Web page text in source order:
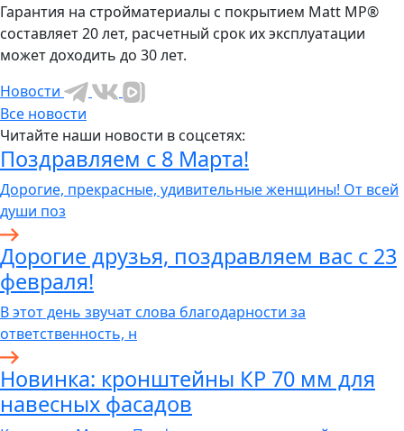
Гарантия на стройматериалы с покрытием Matt MP®
составляет 20 лет, расчетный срок их эксплуатации
может доходить до 30 лет.
Новости
Все новости
Читайте наши новости в соцсетях:
Поздравляем с 8 Марта!
Дорогие, прекрасные, удивительные женщины! От всей
души поз
Дорогие друзья, поздравляем вас с 23
февраля!
В этот день звучат слова благодарности за
ответственность, н
Новинка: кронштейны КР 70 мм для
навесных фасадов